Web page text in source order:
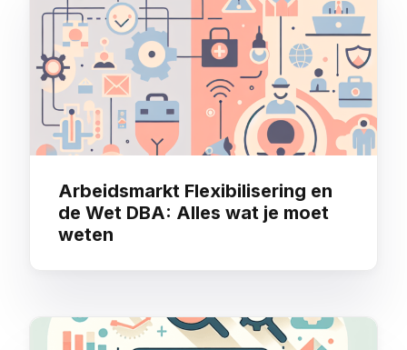
Arbeidsmarkt Flexibilisering en
de Wet DBA: Alles wat je moet
weten